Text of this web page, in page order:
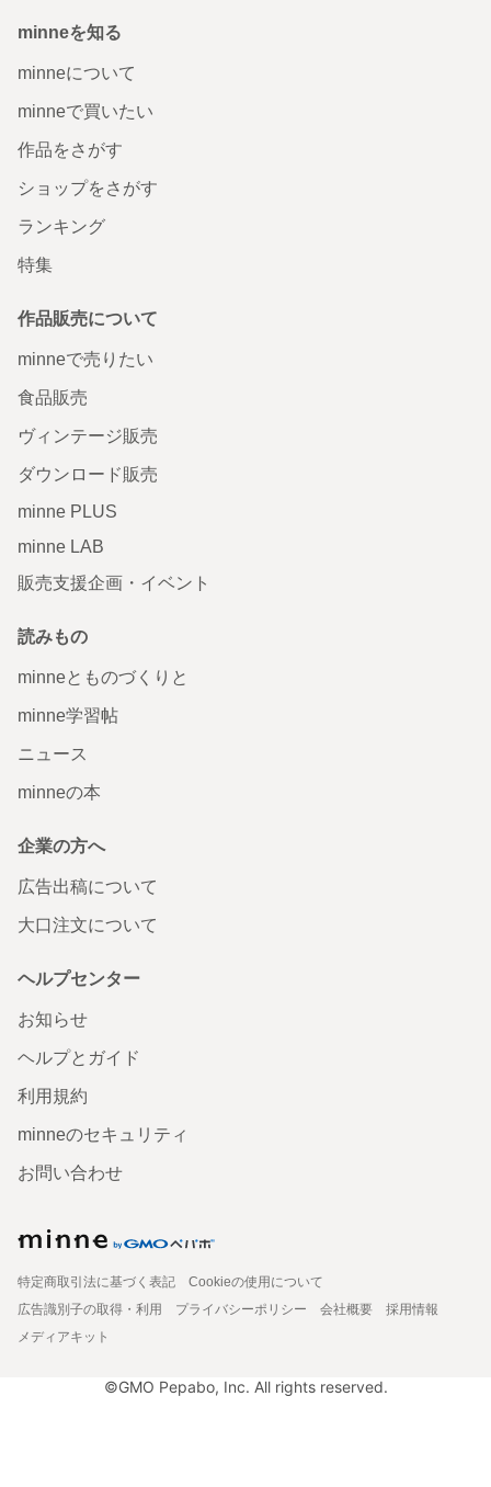
minneを知る
minneについて
minneで買いたい
作品をさがす
ショップをさがす
ランキング
特集
作品販売について
minneで売りたい
食品販売
ヴィンテージ販売
ダウンロード販売
minne PLUS
minne LAB
販売支援企画・イベント
読みもの
minneとものづくりと
minne学習帖
ニュース
minneの本
企業の方へ
広告出稿について
大口注文について
ヘルプセンター
お知らせ
ヘルプとガイド
利用規約
minneのセキュリティ
お問い合わせ
特定商取引法に基づく表記
Cookieの使用について
広告識別子の取得・利用
プライバシーポリシー 会社概要
採用情報
メディアキット
©GMO Pepabo, Inc. All rights reserved.